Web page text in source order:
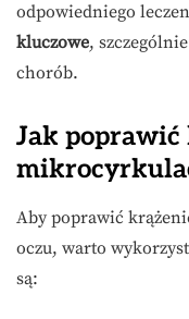
odpowiedniego
kluczowe,
chorób.
Jak
Aby poprawić
oczu, warto
są: